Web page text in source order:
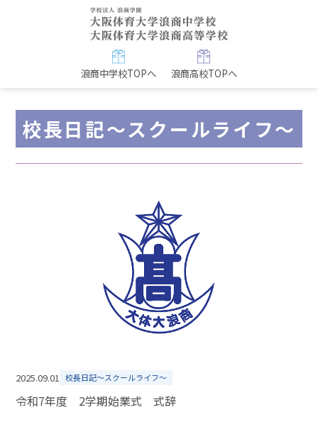
浪商中学校TOPへ 浪商高校TOPへ
校長日記～スクールライフ～
2025.09.01 校長日記～スクールライフ～
令和7年度 2学期始業式 式辞